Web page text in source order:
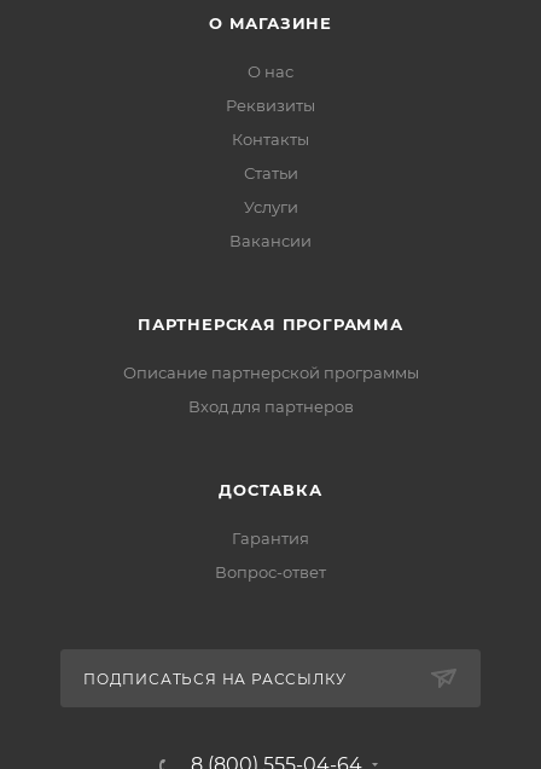
О МАГАЗИНЕ
О нас
Реквизиты
Контакты
Статьи
Услуги
Вакансии
ПАРТНЕРСКАЯ ПРОГРАММА
Описание партнерской программы
Вход для партнеров
ДОСТАВКА
Гарантия
Вопрос-ответ
ПОДПИСАТЬСЯ НА РАССЫЛКУ